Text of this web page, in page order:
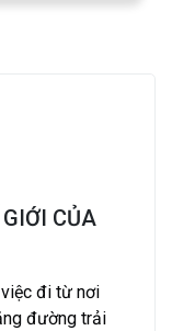
CỦA
việc đi từ nơi
đường trải